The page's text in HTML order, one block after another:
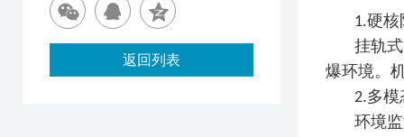
1.硬核
挂轨
爆环境。
2.多模
环境
返回列表